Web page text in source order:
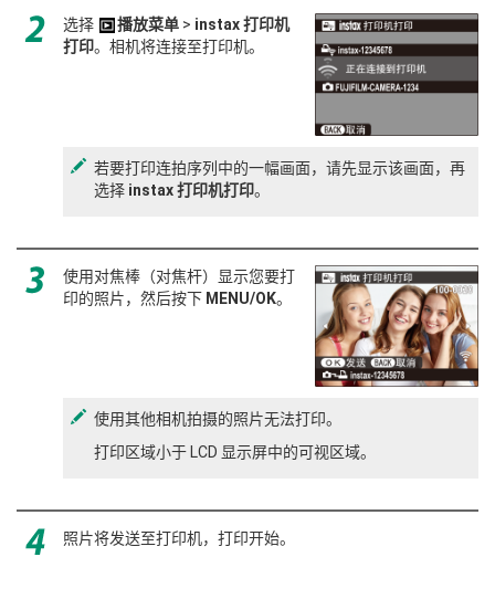
选择 播放菜单> instax 打印机
打印。相机将连接至打印机。
若要打印连拍序列中的一幅画面，请先显示该画面，再
选择 instax 打印机打印。
使用对焦棒（对焦杆）显示您要打
印的照片，然后按下 MENU/OK。
使用其他相机拍摄的照片无法打印。
打印区域小于 LCD 显示屏中的可视区域。
照片将发送至打印机，打印开始。